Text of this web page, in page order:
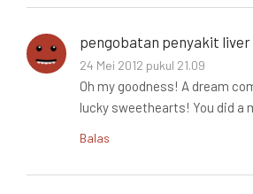
pengobatan penyakit liver
24 Mei 2012 pukul 21.09
Oh my goodness! A dream
lucky sweethearts! You did a
Balas